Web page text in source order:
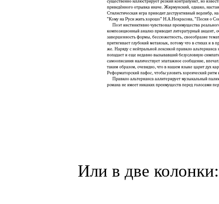
Или в две колонки: